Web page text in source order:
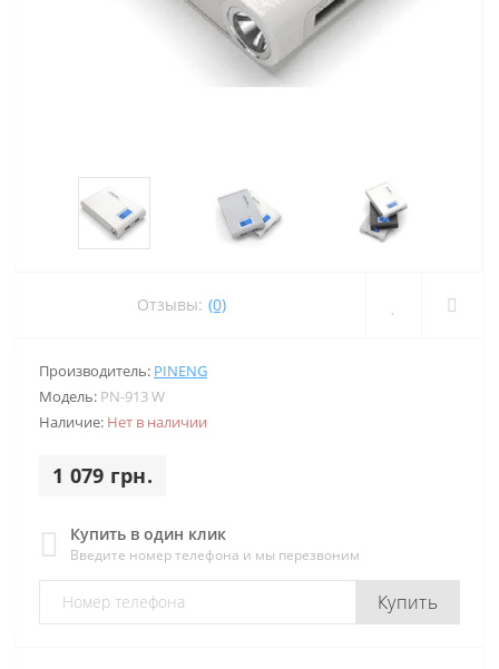
Отзывы: (0)
Производитель: PINENG
Модель: PN-913 W
Наличие: Нет в наличии
1 079 грн.
Купить в один клик
Введите номер телефона и мы перезвоним
Купить